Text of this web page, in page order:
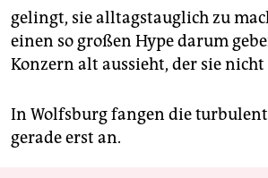
gelingt, sie alltagstauglich zu
einen so großen Hype darum
Konzern alt aussieht, der sie
In Wolfsburg fangen die
gerade erst an.